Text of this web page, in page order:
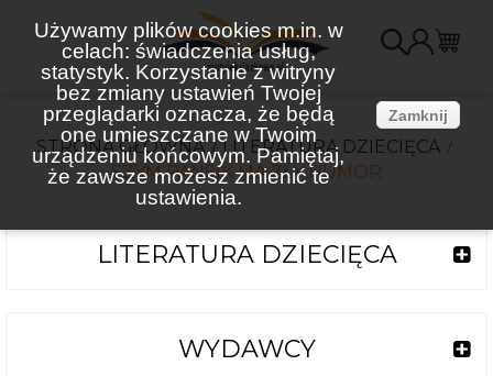
Używamy plików cookies m.in. w
celach: świadczenia usług,
statystyk. Korzystanie z witryny
bez zmiany ustawień Twojej
przeglądarki oznacza, że będą
one umieszczane w Twoim
urządzeniu końcowym. Pamiętaj,
że zawsze możesz zmienić te
ustawienia.
Zamknij
STRONA GŁÓWNA
LITERATURA DZIECIĘCA
SZYM PANSIK MA ZŁY HUMOR
LITERATURA DZIECIĘCA
WYDAWCY